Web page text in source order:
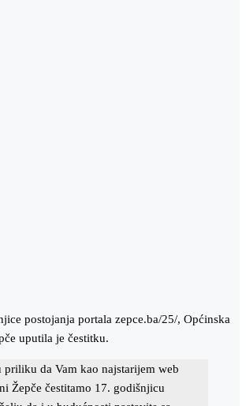
postojanja portala zepce.ba/25/, Općinska
uputila je čestitku.
da Vam kao najstarijem web
Žepče čestitamo 17. godišnjicu